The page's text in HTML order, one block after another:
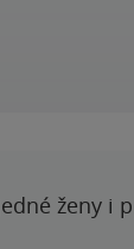
ženy i